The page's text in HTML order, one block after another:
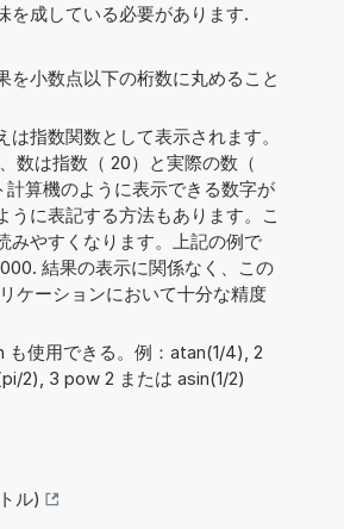
を成している必要があります.
を小数点以下の桁数に丸めること
指数関数として表示されます。
数は指数（ 20）と実際の数（
算機のように表示できる数字が
に表記する方法もあります。こ
みやすくなります。上記の例で
結果の表示に関係なく、この
ケーションにおいて十分な精度
使用できる。例：atan(1/4), 2
2), 3 pow 2 または asin(1/2)
ル)